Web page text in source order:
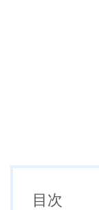
目次